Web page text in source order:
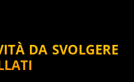
DA SVOLGERE